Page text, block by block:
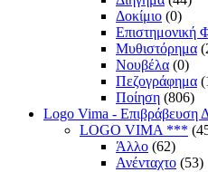
Δοκίμιο (0)
Επιστημονική
Μυθιστόρημα
Νουβέλα (0)
Πεζογράφημα
Ποίηση (806)
Logo Vima - Επιβράβευση
LOGO VIMA ***
Άλλο (62)
Ανένταχτο (53)